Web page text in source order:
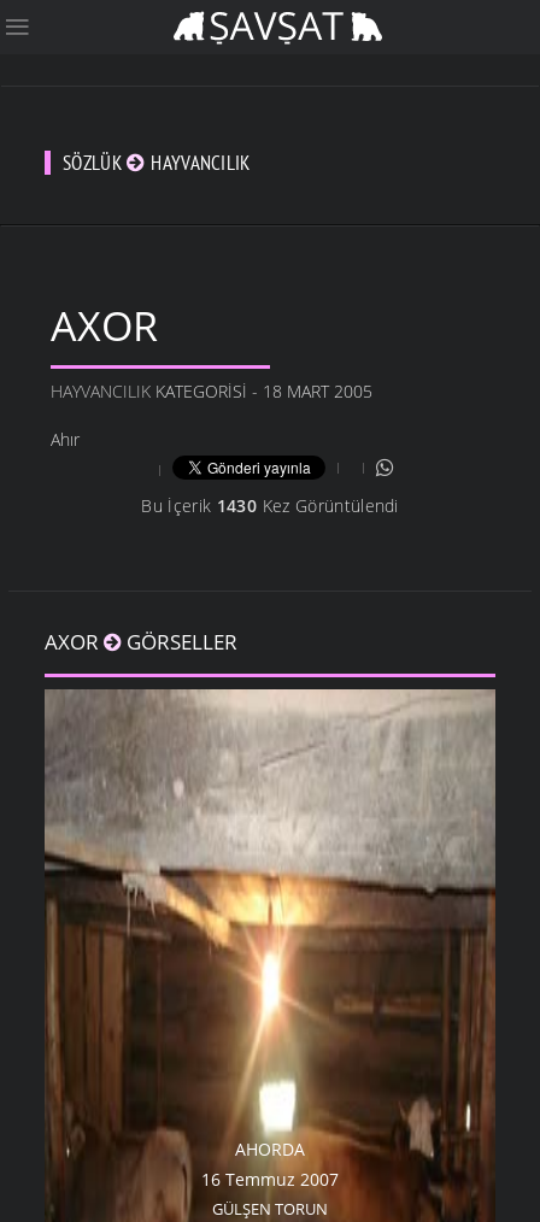
SÖZLÜK HAYVANCILIK
AXOR
HAYVANCILIK KATEGORISI - 18 MART 2005
Ahır
Bu İçerik 1430 Kez Görüntülendi
AXOR GÖRSELLER
AHORDA
16 Temmuz 2007
GÜLŞEN TORUN